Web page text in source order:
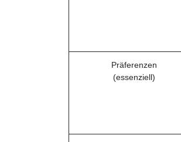
Präferenzen
(essenziell)